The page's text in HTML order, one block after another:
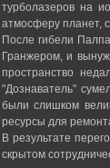
турболазеров на
атмосферу планет,
После гибели
Гранжером, и
пространство
"Дознаватель"
были слишком
ресурсы для
В результате
скрытом